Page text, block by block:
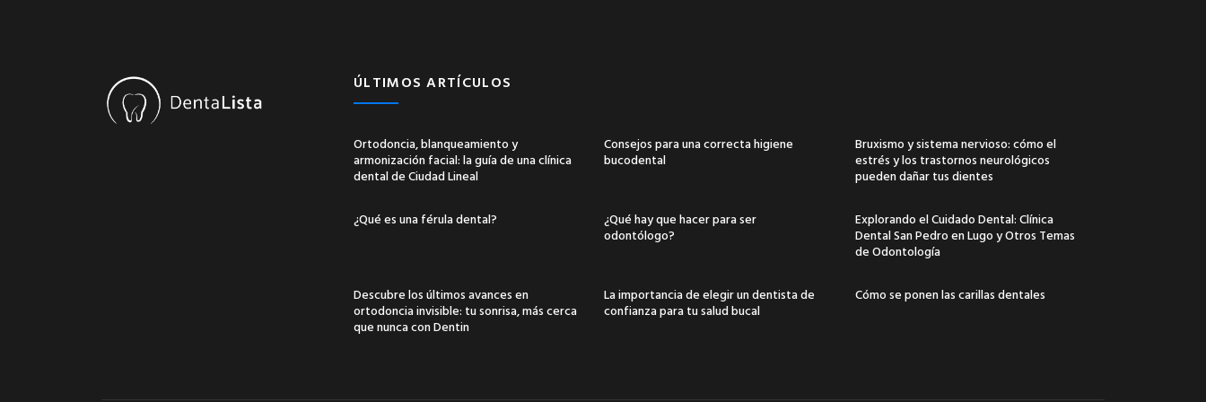
ÚLTIMOS ARTÍCULOS
Ortodoncia, blanqueamiento y
armonización facial: la guía de una clínica
dental de Ciudad Lineal
Consejos para una correcta higiene
bucodental
Bruxismo y sistema nervioso: cómo el
estrés y los trastornos neurológicos
pueden dañar tus dientes
¿Qué es una férula dental?
¿Qué hay que hacer para ser
odontólogo?
Explorando el Cuidado Dental: Clínica
Dental San Pedro en Lugo y Otros Temas
de Odontología
Descubre los últimos avances en
ortodoncia invisible: tu sonrisa, más cerca
que nunca con Dentin
La importancia de elegir un dentista de
confianza para tu salud bucal
Cómo se ponen las carillas dentales